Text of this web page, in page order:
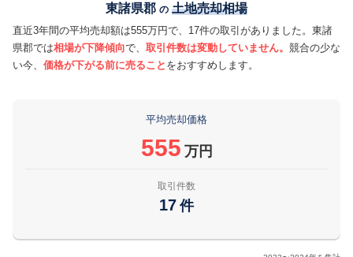
東諸県郡 の 土地売却相場
直近3年間の平均売却額は555万円で、17件の取引がありました。東諸
県郡では相場が下降傾向で、 取引件数は変動していません。 競合の少な
い今、 価格が下がる前に売ること をおすすめします。
平均売却価格
555 万円
取引件数
17 件